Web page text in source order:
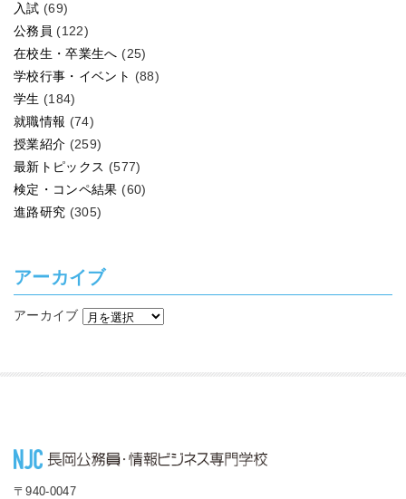
入試 (69)
公務員 (122)
在校生・卒業生へ (25)
学校行事・イベント (88)
学生 (184)
就職情報 (74)
授業紹介 (259)
最新トピックス (577)
検定・コンペ結果 (60)
進路研究 (305)
アーカイブ
アーカイブ
〒940-0047